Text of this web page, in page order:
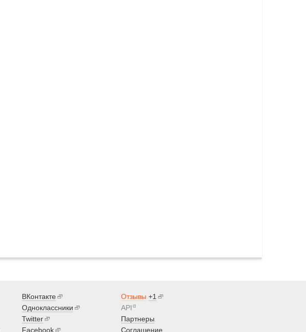
ВКонтакте
Одноклассники
Twitter
Facebook
Отзывы +1
APIα
Партнеры
Соглашение